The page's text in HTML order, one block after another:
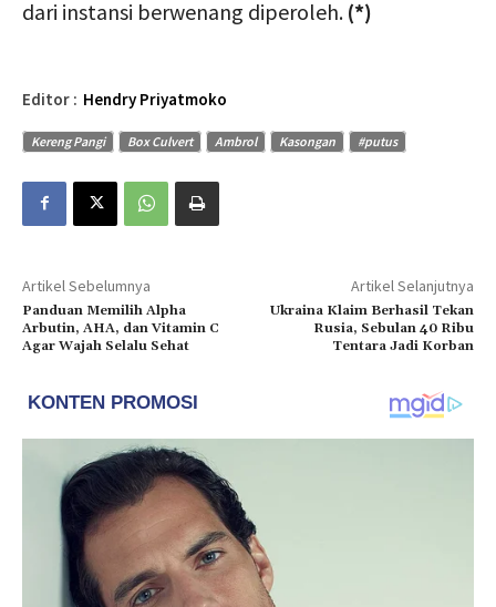
dari instansi berwenang diperoleh. (*)
Editor : Hendry Priyatmoko
Kereng Pangi Box Culvert Ambrol Kasongan #putus
Artikel Sebelumnya
Panduan Memilih Alpha
Arbutin, AHA, dan Vitamin C
Agar Wajah Selalu Sehat
Artikel Selanjutnya
Ukraina Klaim Berhasil Tekan
Rusia, Sebulan 40 Ribu
Tentara Jadi Korban